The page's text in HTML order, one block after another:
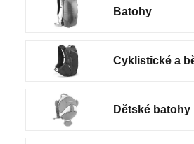
Batohy
Cyklistické a
Dětské batohy